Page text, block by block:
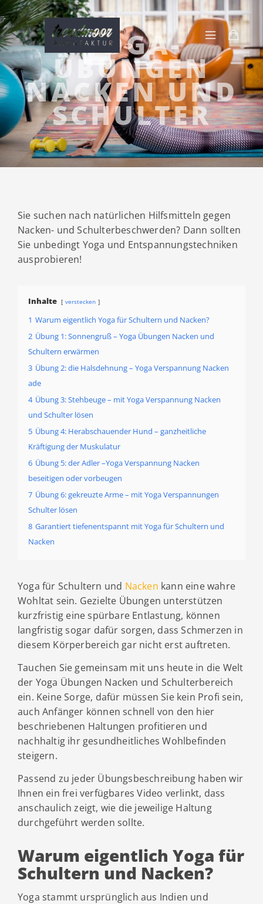
YOGA-
ÜBUNGEN
NACKEN UND
SCHULTER
Sie suchen nach natürlichen Hilfsmitteln gegen
Nacken- und Schulterbeschwerden? Dann sollten
Sie unbedingt Yoga und Entspannungstechniken
ausprobieren!
Inhalte verstecken
1 Warum eigentlich Yoga für Schultern und Nacken?
2 Übung 1: Sonnengruß – Yoga Übungen Nacken und
Schultern erwärmen
3 Übung 2: die Halsdehnung – Yoga Verspannung Nacken
ade
4 Übung 3: Stehbeuge – mit Yoga Verspannung Nacken
und Schulter lösen
5 Übung 4: Herabschauender Hund – ganzheitliche
Kräftigung der Muskulatur
6 Übung 5: der Adler –Yoga Verspannung Nacken
beseitigen oder vorbeugen
7 Übung 6: gekreuzte Arme – mit Yoga Verspannungen
Schulter lösen
8 Garantiert tiefenentspannt mit Yoga für Schultern und
Nacken
Yoga für Schultern und Nacken kann eine wahre
Wohltat sein. Gezielte Übungen unterstützen
kurzfristig eine spürbare Entlastung, können
langfristig sogar dafür sorgen, dass Schmerzen in
diesem Körperbereich gar nicht erst auftreten.
Tauchen Sie gemeinsam mit uns heute in die Welt
der Yoga Übungen Nacken und Schulterbereich
ein. Keine Sorge, dafür müssen Sie kein Profi sein,
auch Anfänger können schnell von den hier
beschriebenen Haltungen profitieren und
nachhaltig ihr gesundheitliches Wohlbefinden
steigern.
Passend zu jeder Übungsbeschreibung haben wir
Ihnen ein frei verfügbares Video verlinkt, dass
anschaulich zeigt, wie die jeweilige Haltung
durchgeführt werden sollte.
Warum eigentlich Yoga für
Schultern und Nacken?
Yoga stammt ursprünglich aus Indien und